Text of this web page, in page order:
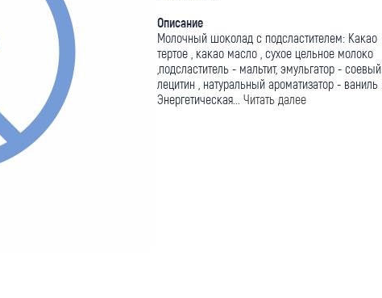
Описание
Молочный шоколад с подсластителем: Какао
тертое , какао масло , сухое цельное молоко
,подсластитель - мальтит, эмульгатор - соевый
лецитин , натуральный ароматизатор - ваниль
Энергетическая... Читать далее